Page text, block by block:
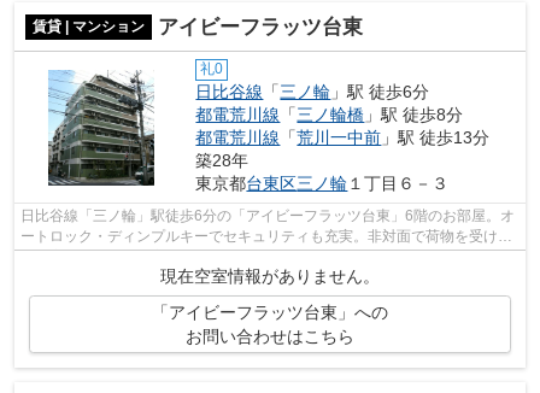
賃貸 | マンション アイビーフラッツ台東
礼0
日比谷線 「三ノ輪 」駅 徒歩6分
都電荒川線 「三ノ輪橋 」駅 徒歩8分
都電荒川線 「荒川一中前 」駅 徒歩13分
築28年
東京都台東区三ノ輪 １丁目６－３
日比谷線「三ノ輪」駅徒歩6分の「アイビーフラッツ台東」6階のお部屋。オ
ートロック・ディンプルキーでセキュリティも充実。非対面で荷物を受け取
現在空室情報がありません。
「アイビーフラッツ台東」への
お問い合わせはこちら